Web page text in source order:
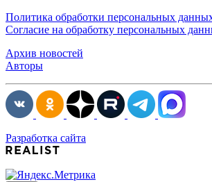
Политика обработки персональных
Согласие на обработку персональных
Архив новостей
Авторы
Разработка сайта